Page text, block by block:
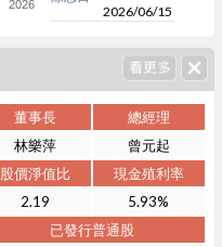
2026
2026/06/15
董事長
總經理
林樂萍
曾元起
股價淨值比
現金殖利率
2.19
5.93%
已發行普通股